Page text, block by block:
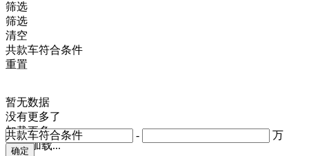
- 万
共款车符合条件
筛选
筛选
清空
共款车符合条件
重置
暂无数据
没有更多了
加载更多
正在加载...